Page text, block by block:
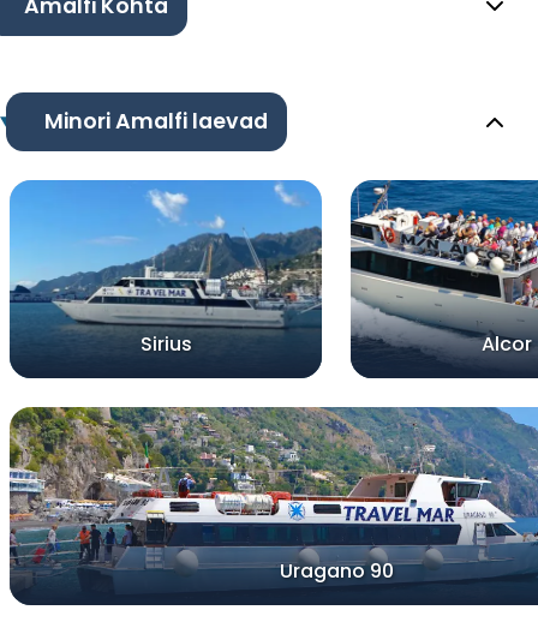
Amalfi Kohta
Minori Amalfi laevad
Sirius Alcor
Uragano 90